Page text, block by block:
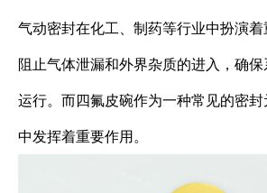
气动密封在化工、制药等行业中扮演
阻止气体泄漏和外界杂质的进入，确
运行。而四氟皮碗作为一种常见的密
中发挥着重要作用。